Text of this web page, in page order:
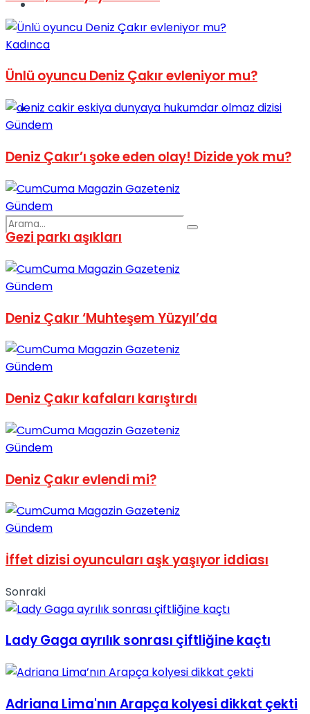
Spor
Podcast
No Result
View All Result
Kadınca
Ünlü oyuncu Deniz Çakır evleniyor mu?
Gündem
Deniz Çakır’ı şoke eden olay! Dizide yok mu?
Gündem
Gezi parkı aşıkları
Gündem
Deniz Çakır ‘Muhteşem Yüzyıl’da
Gündem
Deniz Çakır kafaları karıştırdı
Gündem
Deniz Çakır evlendi mi?
Gündem
İffet dizisi oyuncuları aşk yaşıyor iddiası
Sonraki
Lady Gaga ayrılık sonrası çiftliğine kaçtı
Adriana Lima'nın Arapça kolyesi dikkat çekti